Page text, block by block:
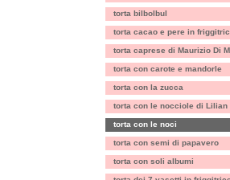
torta bilbolbul
torta cacao e pere in
torta caprese di Maurizio Di
torta con carote e mandorle
torta con la zucca
torta con le nocciole di Lilian
torta con le noci
torta con semi di papavero
torta con soli albumi